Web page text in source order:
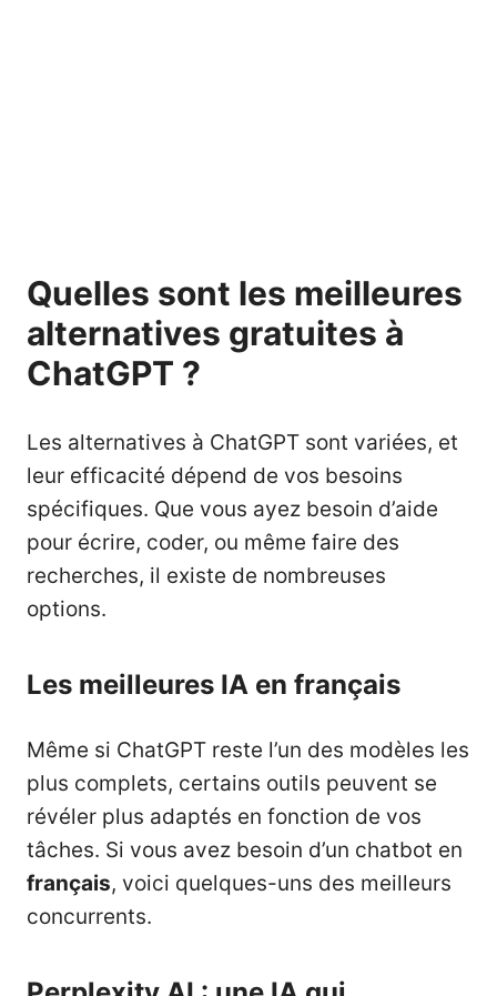
Quelles sont les meilleures
alternatives gratuites à
ChatGPT ?
Les alternatives à ChatGPT sont variées, et
leur efficacité dépend de vos besoins
spécifiques. Que vous ayez besoin d’aide
pour écrire, coder, ou même faire des
recherches, il existe de nombreuses
options.
Les meilleures IA en français
Même si ChatGPT reste l’un des modèles les
plus complets, certains outils peuvent se
révéler plus adaptés en fonction de vos
tâches. Si vous avez besoin d’un chatbot en
français, voici quelques-uns des meilleurs
concurrents.